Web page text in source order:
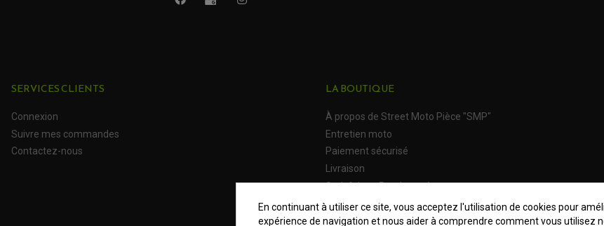
SERVICES CLIENTS
Connexion
Suivre mes commandes
Contactez-nous
LA BOUTIQUE
À propos de Street Moto Pièce "SMP"
Entretien moto
Paiement sécurisé
Livraison
Satisfait ou Remboursé
En continuant à utiliser ce site, vous acceptez l'utilisation de cookies pour
expérience de navigation et nous aider à comprendre comment vous utilisez